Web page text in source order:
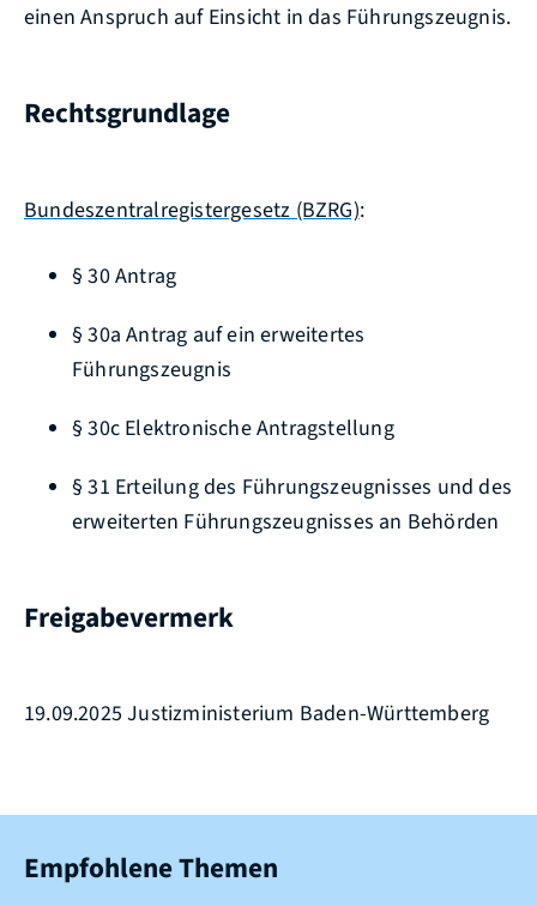
einen Anspruch auf Einsicht in das Führungszeugnis.
Rechtsgrundlage
Bundeszentralregistergesetz (BZRG):
§ 30 Antrag
§ 30a Antrag auf ein erweitertes
Führungszeugnis
§ 30c Elektronische Antragstellung
§ 31 Erteilung des Führungszeugnisses und des
erweiterten Führungszeugnisses an Behörden
Freigabevermerk
19.09.2025 Justizministerium Baden-Württemberg
Empfohlene Themen